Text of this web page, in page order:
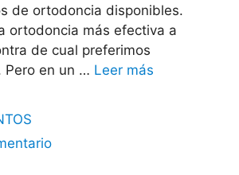
de ortodoncia disponibles.
ortodoncia más efectiva a
de cual preferimos
Pero en un … Leer más